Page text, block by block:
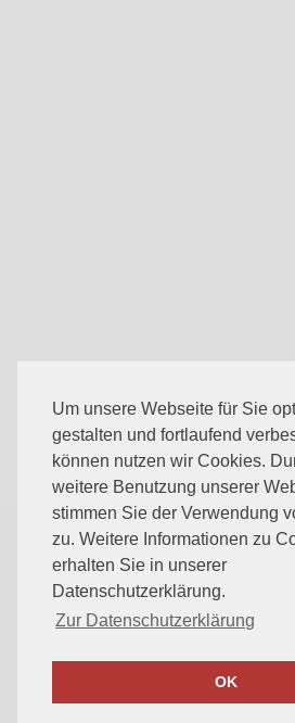
Um unsere Webseite für Sie
gestalten und fortlaufend
können nutzen wir Cookies.
weitere Benutzung unserer
stimmen Sie der Verwendung
zu. Weitere Informationen zu
erhalten Sie in unserer
Datenschutzerklärung.
Zur Datenschutzerklärung
OK